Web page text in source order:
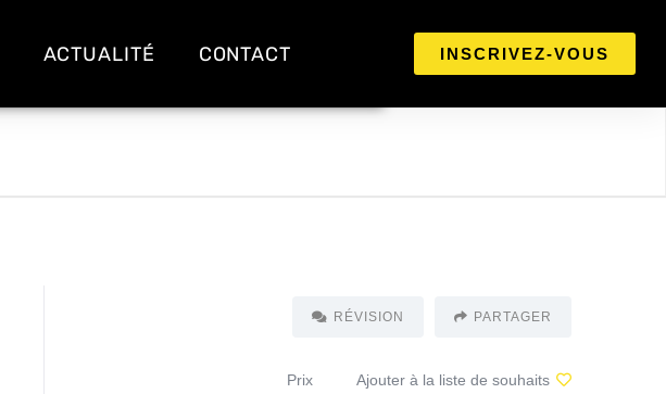
ACTUALITÉ CONTACT INSCRIVEZ-VOUS
RÉVISION PARTAGER
Prix Ajouter à la liste de souhaits